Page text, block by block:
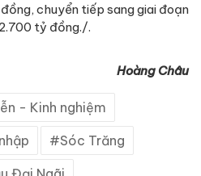
chuyển tiếp sang giai đoạn
tỷ đồng./.
Hoàng Châu
- Kinh nghiệm
Sóc Trăng